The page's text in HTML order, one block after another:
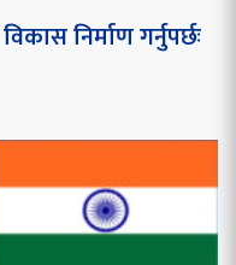
निर्माण गर्नुपर्छः